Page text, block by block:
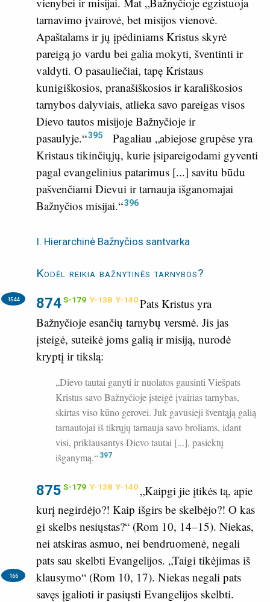
tarnavimo įvairovė, bet misijos vienovė.
Apaštalams ir jų įpėdiniams Kristus skyrė
pareigą jo vardu bei galia mokyti, šventinti ir
valdyti. O pasauliečiai, tapę Kristaus
kunigiškosios, pranašiškosios ir karališkosios
tarnybos dalyviais, atlieka savo pareigas visos
Dievo tautos misijoje Bažnyčioje ir
pasaulyje.“395
Pagaliau „abiejose grupėse yra
Kristaus tikinčiųjų, kurie įsipareigodami gyventi
pagal evangelinius patarimus [...] savitu būdu
pašvenčiami Dievui ir tarnauja išganomajai
Bažnyčios misijai.“396
I. Hierarchinė Bažnyčios santvarka
Kodėl reikia bažnytinės tarnybos?
874S-179 Y-138 Y-140
1544
Pats Kristus yra
Bažnyčioje esančių tarnybų versmė. Jis jas
įsteigė, suteikė joms galią ir misiją, nurodė
kryptį ir tikslą:
„Dievo tautai ganyti ir nuolatos gausinti Viešpats
Kristus savo Bažnyčioje įsteigė įvairias tarnybas,
skirtas viso kūno gerovei. Juk gavusieji šventąją galią
tarnautojai iš tikrųjų tarnauja savo broliams, idant
visi, priklausantys Dievo tautai [...], pasiektų
išganymą.“ 397
875 S-179 Y-138 Y-140 „Kaipgi jie įtikės tą, apie
kurį negirdėjo?! Kaip išgirs be skelbėjo?! O kas
gi skelbs nesiųstas?“ (Rom 10, 14–15). Niekas,
nei atskiras asmuo, nei bendruomenė, negali
pats sau skelbti Evangelijos. „Taigi tikėjimas iš
klausymo“ (Rom 10, 17).
166
Niekas negali pats
savęs įgalioti ir pasiųsti Evangelijos skelbti.